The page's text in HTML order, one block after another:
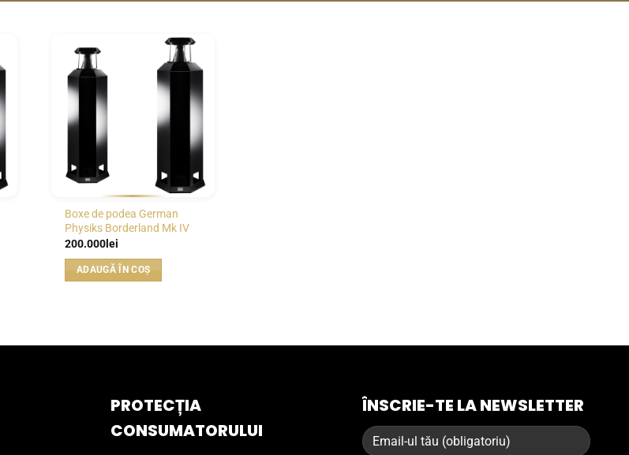
WISHLIST
Boxe de podea German
Physiks Borderland Mk IV
200.000 lei
ADAUGĂ ÎN COȘ
PROTECȚIA
CONSUMATORULUI
ÎNSCRIE-TE LA NEWSLETTER